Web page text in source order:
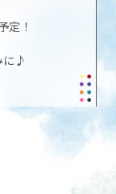
定！
に♪